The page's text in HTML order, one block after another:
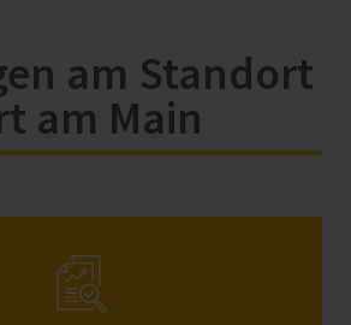
am Standort
am Main